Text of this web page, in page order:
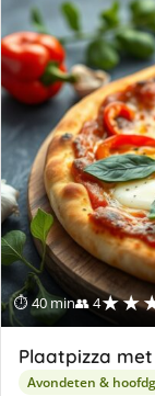
⏱ 40 min👥 4
Plaatpizza
Avondeten &